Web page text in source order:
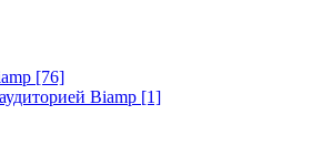
[76]
Biamp [1]